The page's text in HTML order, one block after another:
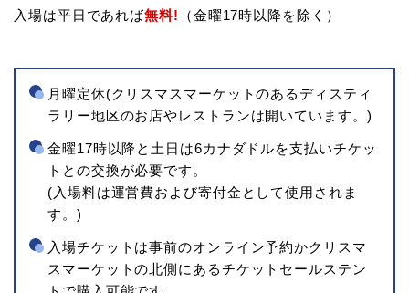
入場は平日であれば無料! （金曜17時以降を除く）
月曜定休(クリスマスマーケットのあるディスティ
ラリー地区のお店やレストランは開いています。)
金曜17時以降と土日は6カナダドルを支払いチケッ
トとの交換が必要です。
(入場料は運営費および寄付金として使用されま
す。)
入場チケットは事前のオンライン予約かクリスマ
スマーケットの北側にあるチケットセールステン